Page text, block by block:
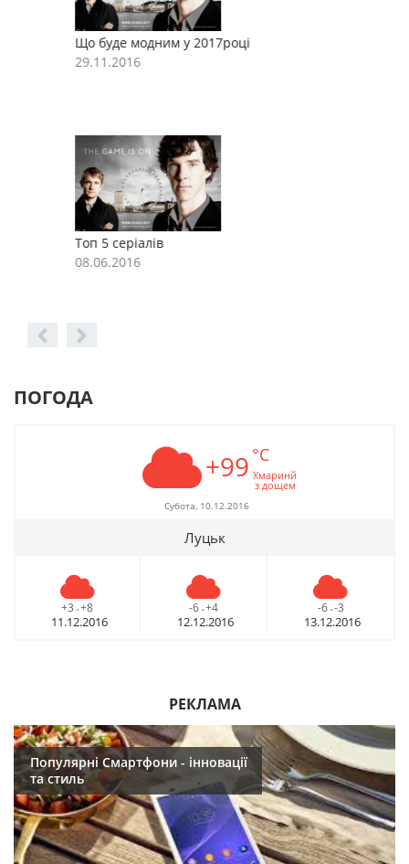
Що буде модним у 2017році
29.11.2016
Топ 5 серіалів
08.06.2016
ПОГОДА
+99 °C
Хмаринй
з дощем
Субота, 10.12.2016
Луцьк
+3 - +8
11.12.2016
-6 - +4
12.12.2016
-6 - -3
13.12.2016
РЕКЛАМА
Популярні Смартфони - інновації
та стиль